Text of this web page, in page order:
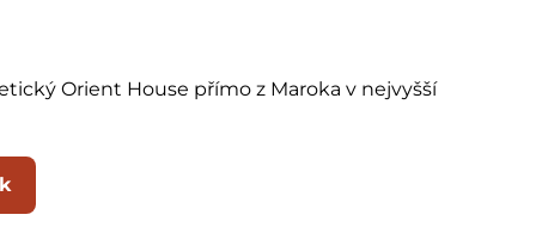
Orient House přímo z Maroka v nejvyšší